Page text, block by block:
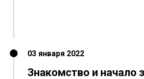
03 января 2022
Знакомство и начало